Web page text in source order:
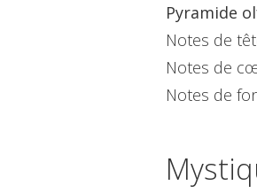
Pyramide
Notes de
Notes de
Notes de